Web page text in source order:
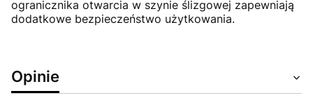
ogranicznika otwarcia w szynie ślizgowej zapewniają
dodatkowe bezpieczeństwo użytkowania.
Opinie